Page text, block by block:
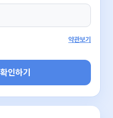
약관보기
인하기